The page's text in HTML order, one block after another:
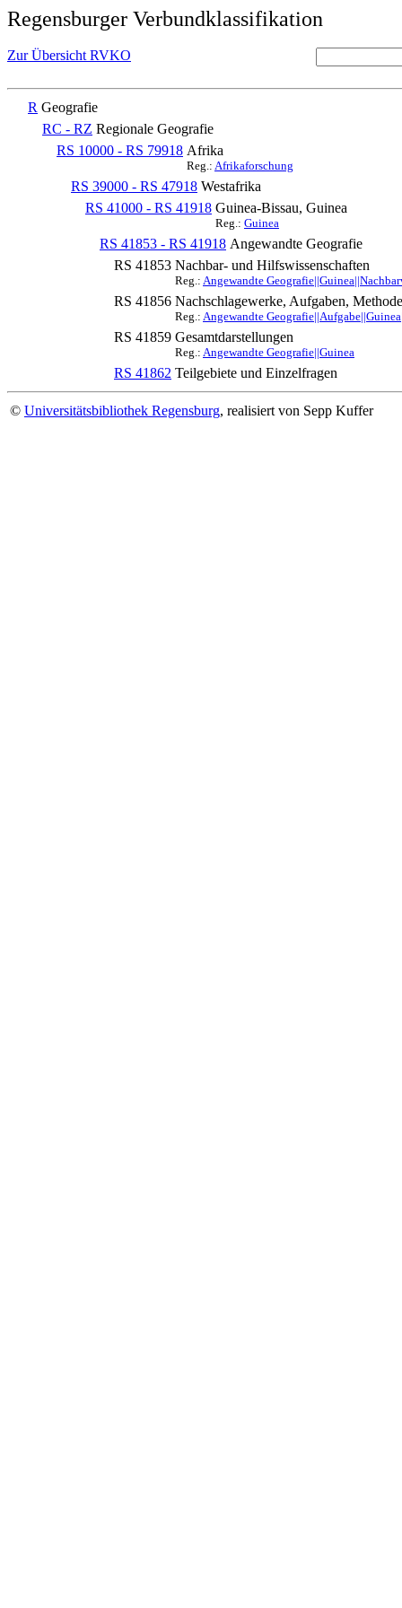
Regensburger Verbundklassifikation
Zur Übersicht RVKO
R Geografie
RC - RZ Regionale Geografie
RS 10000 - RS 79918 Afrika
Reg.: Afrikaforschung
RS 39000 - RS 47918 Westafrika
RS 41000 - RS 41918 Guinea-Bissau, Guinea
Reg.: Guinea
RS 41853 - RS 41918 Angewandte Geografie
RS 41853 Nachbar- und Hilfswissenschaften
Reg.: Angewandte
RS 41856 Nachschlagewerke, Aufgaben,
Reg.: Angewandte
RS 41859 Gesamtdarstellungen
Reg.: Angewandte Geografie||Guinea
RS 41862 Teilgebiete und Einzelfragen
© Universitätsbibliothek Regensburg, realisiert von Sepp Kuffer